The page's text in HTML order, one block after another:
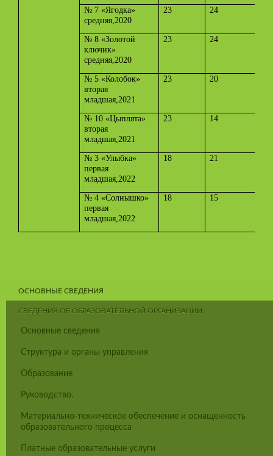
№ 7 «Ягодка»
средняя,2020
23 24
№ 8 «Золотой
ключик»
средняя,2020
23 24
№ 5 «Колобок»
вторая
младшая,2021
23 20
№ 10 «Цыплята»
вторая
младшая,2021
23 14
№ 3 «Улыбка»
первая
младшая,2022
18 21
№ 4 «Солнышко»
первая
младшая,2022
18 15
ОСНОВНЫЕ СВЕДЕНИЯ
СВЕДЕНИЯ ОБ ОБРАЗОВАТЕЛЬНОЙ ОРГАНИЗАЦИИ
Основные сведения
Структура и органы управления
Образование
Руководство.
Материально-техническое обеспечение и оснащенность
образовательного процесса
Платные образовательные услуги